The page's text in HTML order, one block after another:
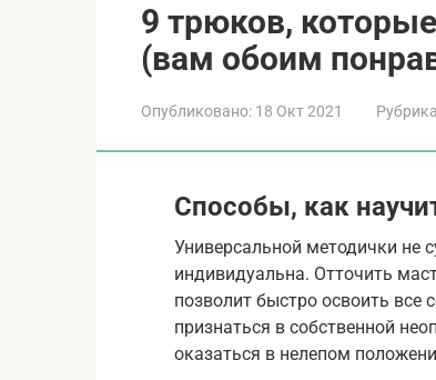
9 трюков,
(вам обоим
Опубликовано: 18 Окт 2021
Способы, как
Универсальной методички не
индивидуальна. Отточить
позволит быстро освоить все
признаться в собственной
оказаться в нелепом